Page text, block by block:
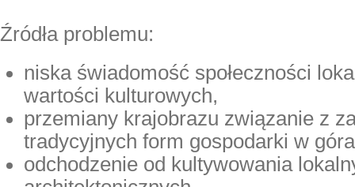
Źródła problemu:
niska świadomość społeczności
wartości kulturowych,
przemiany krajobrazu związanie z
tradycyjnych form gospodarki w
odchodzenie od kultywowania